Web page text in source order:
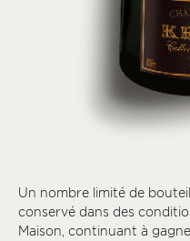
Un nombre limité de
conservé dans des
Maison, continuant à